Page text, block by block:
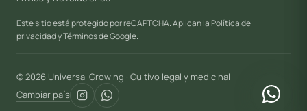
Este sitio está protegido por reCAPTCHA. Aplican la Política de
privacidadyTérminosde Google.
© 2026 Universal Growing · Cultivo legal y medicinal
Cambiar país